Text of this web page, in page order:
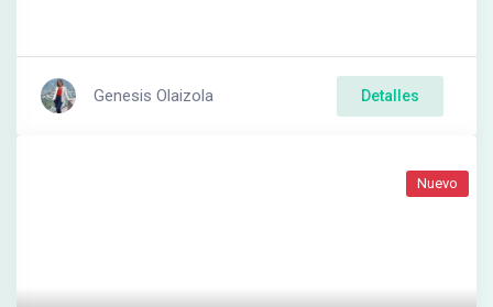
Genesis Olaizola Detalles
Nuevo